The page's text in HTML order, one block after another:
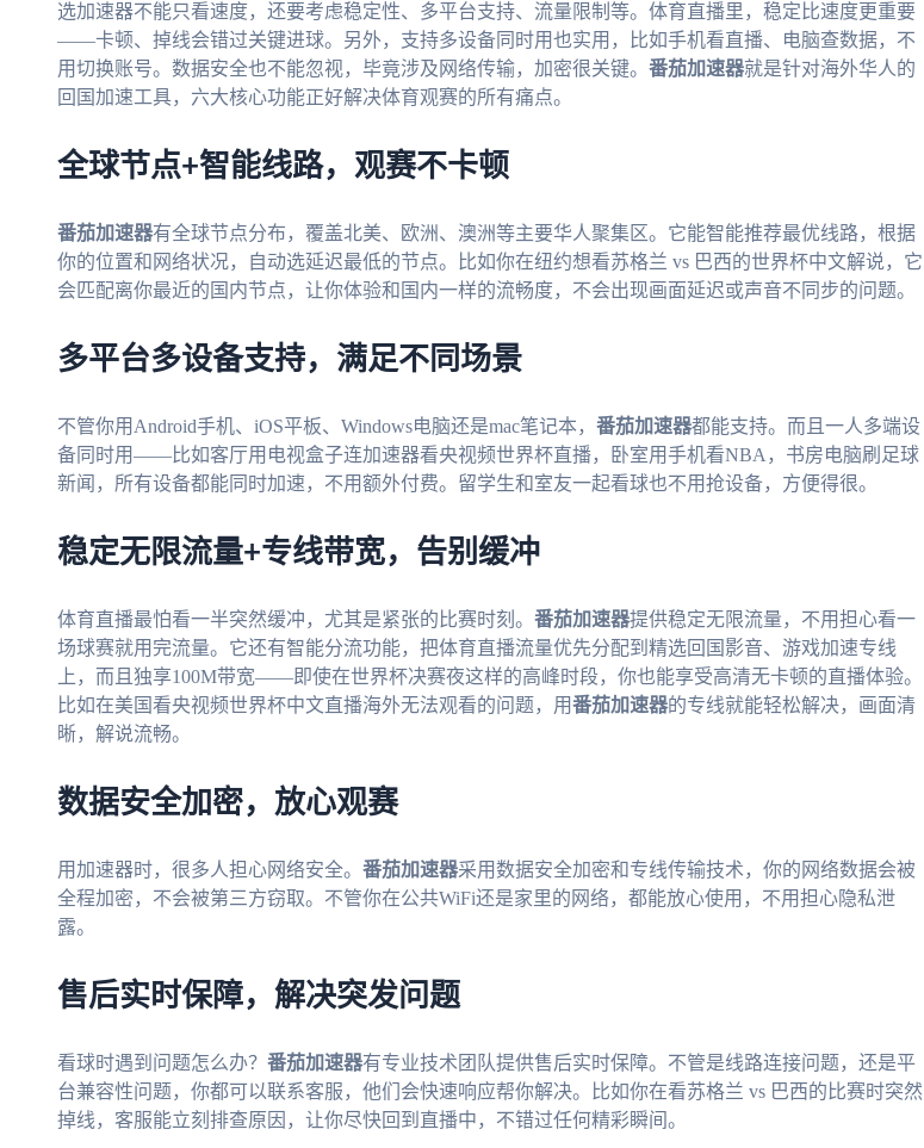
选加速器不能只看速度，还要考虑稳定性、多平台支持、流量限制等。体育直播里，稳定比速度更重要
——卡顿、掉线会错过关键进球。另外，支持多设备同时用也实用，比如手机看直播、电脑查数据，不
用切换账号。数据安全也不能忽视，毕竟涉及网络传输，加密很关键。 番茄加速器就是针对海外华人的
回国加速工具，六大核心功能正好解决体育观赛的所有痛点。
全球节点+智能线路，观赛不卡顿
番茄加速器有全球节点分布，覆盖北美、欧洲、澳洲等主要华人聚集区。它能智能推荐最优线路，根据
你的位置和网络状况，自动选延迟最低的节点。比如你在纽约想看苏格兰 vs 巴西的世界杯中文解说，它
会匹配离你最近的国内节点，让你体验和国内一样的流畅度，不会出现画面延迟或声音不同步的问题。
多平台多设备支持，满足不同场景
不管你用Android手机、iOS平板、Windows电脑还是mac笔记本， 番茄加速器都能支持。而且一人多端设
备同时用——比如客厅用电视盒子连加速器看央视频世界杯直播，卧室用手机看NBA，书房电脑刷足球
新闻，所有设备都能同时加速，不用额外付费。留学生和室友一起看球也不用抢设备，方便得很。
稳定无限流量+专线带宽，告别缓冲
体育直播最怕看一半突然缓冲，尤其是紧张的比赛时刻。 番茄加速器提供稳定无限流量，不用担心看一
场球赛就用完流量。它还有智能分流功能，把体育直播流量优先分配到精选回国影音、游戏加速专线
上，而且独享100M带宽——即使在世界杯决赛夜这样的高峰时段，你也能享受高清无卡顿的直播体验。
比如在美国看央视频世界杯中文直播海外无法观看的问题，用番茄加速器的专线就能轻松解决，画面清
晰，解说流畅。
数据安全加密，放心观赛
用加速器时，很多人担心网络安全。 番茄加速器采用数据安全加密和专线传输技术，你的网络数据会被
全程加密，不会被第三方窃取。不管你在公共WiFi还是家里的网络，都能放心使用，不用担心隐私泄
露。
售后实时保障，解决突发问题
看球时遇到问题怎么办？ 番茄加速器有专业技术团队提供售后实时保障。不管是线路连接问题，还是平
台兼容性问题，你都可以联系客服，他们会快速响应帮你解决。比如你在看苏格兰 vs 巴西的比赛时突然
掉线，客服能立刻排查原因，让你尽快回到直播中，不错过任何精彩瞬间。